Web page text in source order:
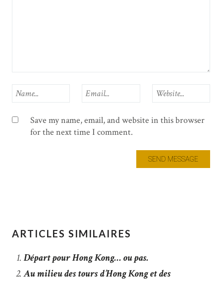
Save my name, email, and website in this browser
for the next time I comment.
ARTICLES SIMILAIRES
Départ pour Hong Kong… ou pas.
Au milieu des tours d’Hong Kong et des